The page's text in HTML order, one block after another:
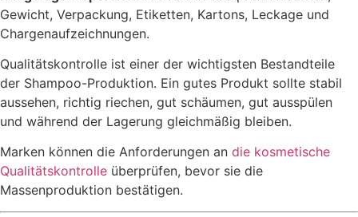
Gewicht, Verpackung, Etiketten, Kartons, Leckage und
Chargenaufzeichnungen.
Qualitätskontrolle ist einer der wichtigsten Bestandteile
der Shampoo-Produktion. Ein gutes Produkt sollte stabil
aussehen, richtig riechen, gut schäumen, gut ausspülen
und während der Lagerung gleichmäßig bleiben.
Marken können die Anforderungen an die kosmetische
Qualitätskontrolle überprüfen, bevor sie die
Massenproduktion bestätigen.